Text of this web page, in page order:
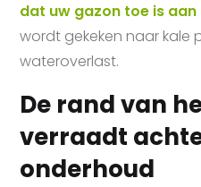
dat uw gazon toe is
wordt gekeken naar kale
wateroverlast.
De rand van
verraadt
onderhoud